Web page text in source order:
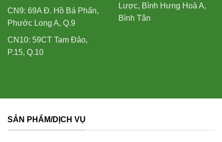
CN9: 69A Đ. Hồ Bá Phấn,
Phước Long A, Q.9
CN10: 59CT Tam Đảo,
P.15, Q.10
Lược, Bình Hưng Hoà A,
Bình Tân
SẢN PHẨM/DỊCH VỤ